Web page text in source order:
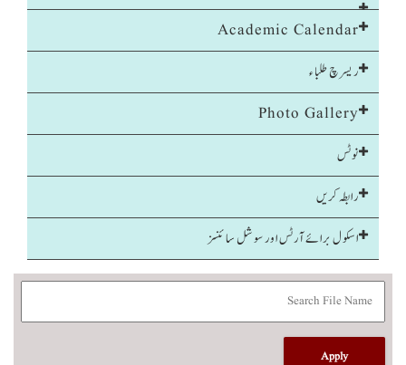
Academic Calendar
ریسرچ طلباء
Photo Gallery
نوٹس
رابطہ کریں
اسکول برائے آرٹس اور سوشل سائنسز